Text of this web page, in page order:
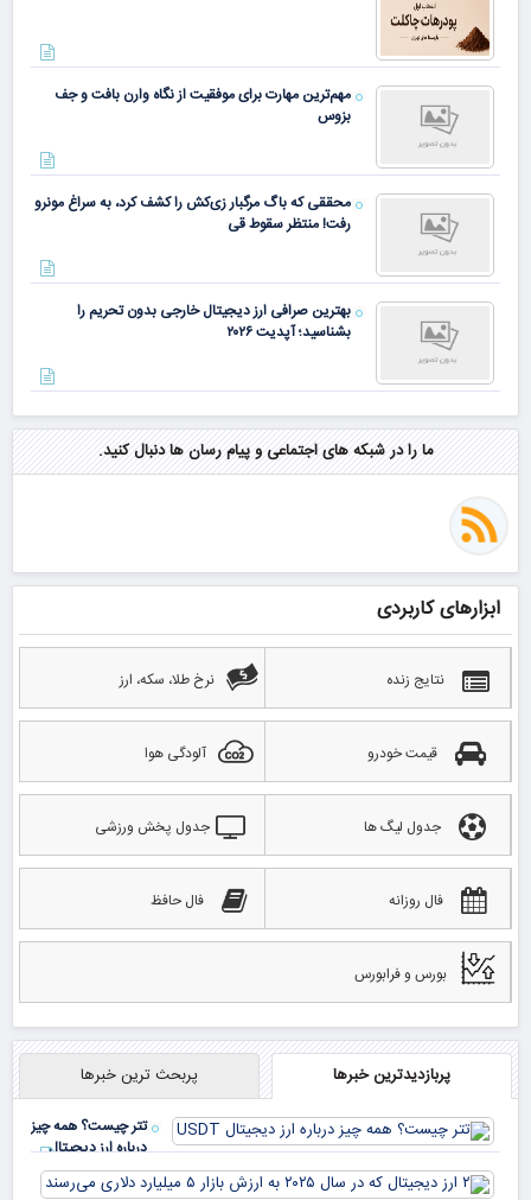
مهم‌ترین مهارت برای موفقیت از نگاه وارن بافت و جف
بزوس
محققی که باگ مرگبار زی‌کش را کشف کرد، به سراغ مونرو
رفت! منتظر سقوط قی
بهترین صرافی ارز دیجیتال خارجی بدون تحریم را
بشناسید؛ آپدیت ۲۰۲۶
ما را در شبکه های اجتماعی و پیام رسان ها دنبال کنید.
ابزارهای کاربردی
نتایج زنده نرخ طلا، سکه، ارز
قیمت خودرو آلودگی هوا
جدول لیگ ها جدول پخش ورزشی
فال روزانه فال حافظ
بورس و فرابورس
پربازدیدترین خبرها پربحث ترین خبرها
تتر چیست؟ همه چیز
درباره ارز دیجیتال
USDT